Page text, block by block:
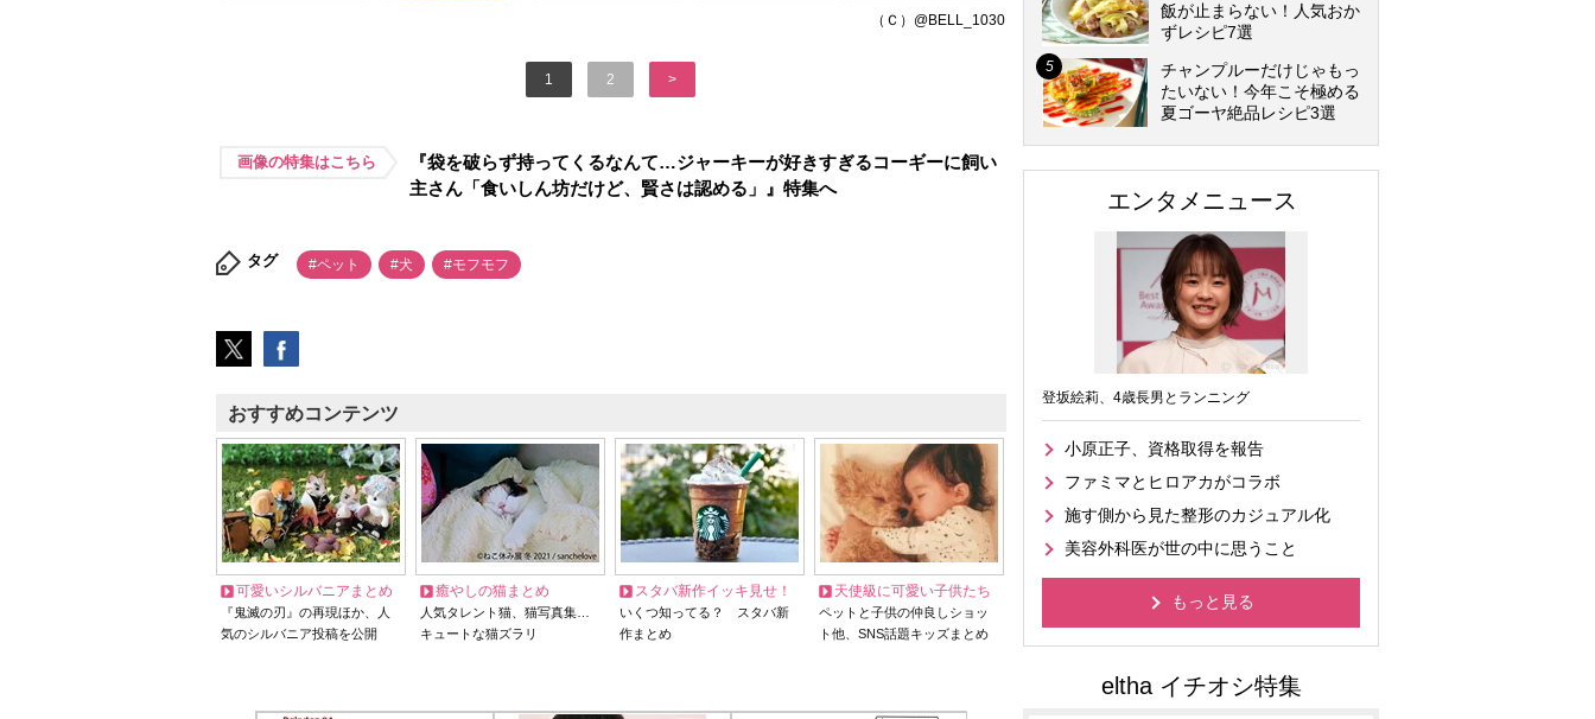
（Ｃ）@BELL_1030
1 2 >
画像の特集はこちら
『袋を破らず持ってくるなんて…ジャーキーが好きすぎるコーギーに飼い
主さん「食いしん坊だけど、賢さは認める」』特集へ
タグ #ペット #犬 #モフモフ
おすすめコンテンツ
可愛いシルバニアまとめ
『鬼滅の刃』の再現ほか、人
気のシルバニア投稿を公開
癒やしの猫まとめ
人気タレント猫、猫写真集…
キュートな猫ズラリ
スタバ新作イッキ見せ！
いくつ知ってる？ スタバ新
作まとめ
天使級に可愛い子供たち
ペットと子供の仲良しショッ
ト他、SNS話題キッズまとめ
飯が止まらない！人気おか
ずレシピ7選
チャンプルーだけじゃもっ
たいない！今年こそ極める
夏ゴーヤ絶品レシピ3選
エンタメニュース
登坂絵莉、4歳長男とランニング
小原正子、資格取得を報告
ファミマとヒロアカがコラボ
施す側から見た整形のカジュアル化
美容外科医が世の中に思うこと
もっと見る